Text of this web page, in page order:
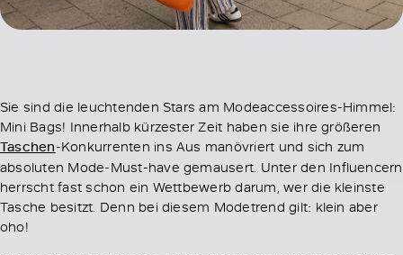
Sie sind die leuchtenden Stars am Modeaccessoires-Himmel:
Mini Bags! Innerhalb kürzester Zeit haben sie ihre größeren
Taschen-Konkurrenten ins Aus manövriert und sich zum
absoluten Mode-Must-have gemausert. Unter den Influencern
herrscht fast schon ein Wettbewerb darum, wer die kleinste
Tasche besitzt. Denn bei diesem Modetrend gilt: klein aber
oho!